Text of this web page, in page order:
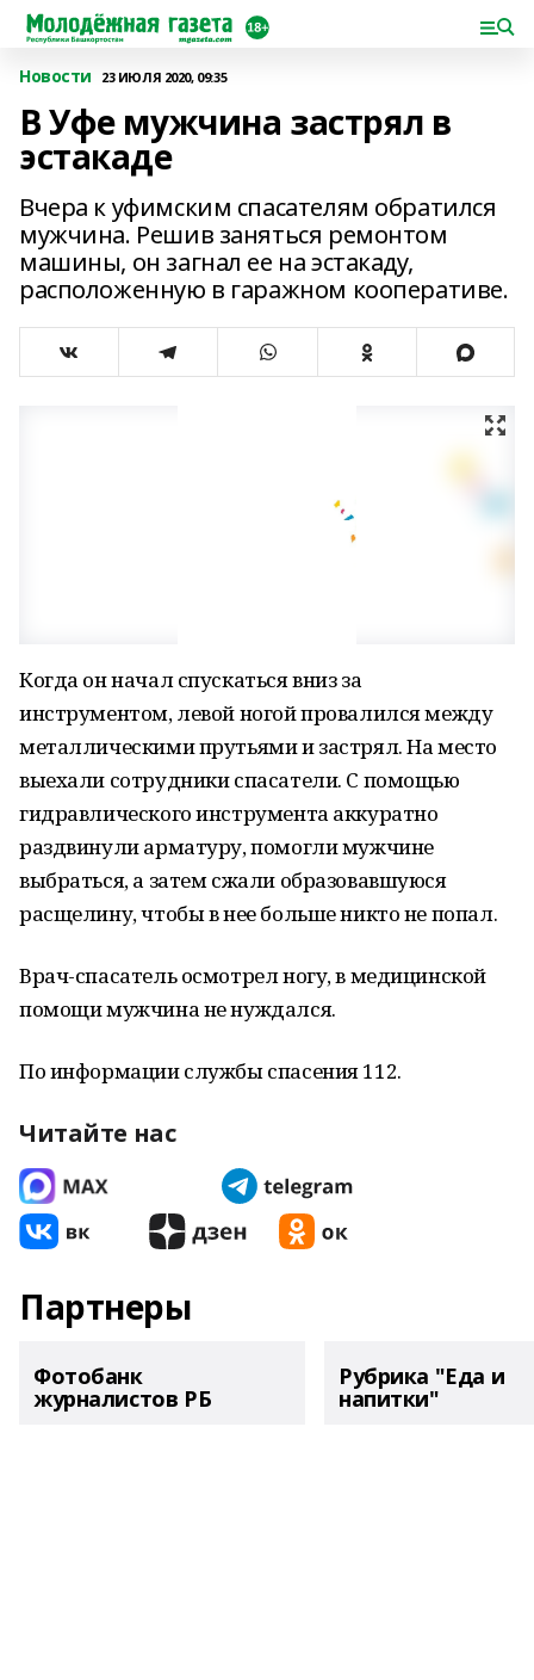
Новости 23 ИЮЛЯ 2020, 09:35
В Уфе мужчина застрял в
эстакаде
Вчера к уфимским спасателям обратился
мужчина. Решив заняться ремонтом
машины, он загнал ее на эстакаду,
расположенную в гаражном кооперативе.
Когда он начал спускаться вниз за
инструментом, левой ногой провалился между
металлическими прутьями и застрял. На место
выехали сотрудники спасатели. С помощью
гидравлического инструмента аккуратно
раздвинули арматуру, помогли мужчине
выбраться, а затем сжали образовавшуюся
расщелину, чтобы в нее больше никто не попал.
Врач-спасатель осмотрел ногу, в медицинской
помощи мужчина не нуждался.
По информации службы спасения 112.
Читайте нас
Партнеры
Фотобанк
журналистов РБ
Рубрика "Еда и
напитки"